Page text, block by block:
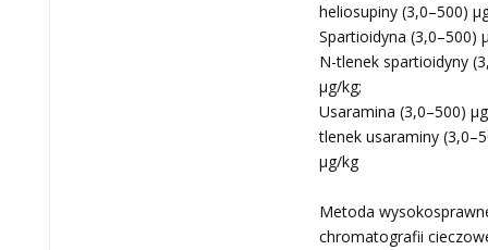
heliosupiny (3,0–500)
Spartioidyna (3,0–500)
N-tlenek spartioidyny
μg/kg;
Usaramina (3,0–500)
tlenek usaraminy
μg/kg
Metoda
chromatografii